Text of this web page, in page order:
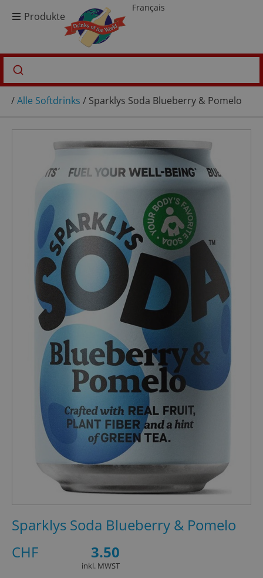
Produkte
Français
/Alle Softdrinks / Sparklys Soda Blueberry & Pomelo
Sparklys Soda Blueberry & Pomelo
CHF
3.50
inkl. MWST